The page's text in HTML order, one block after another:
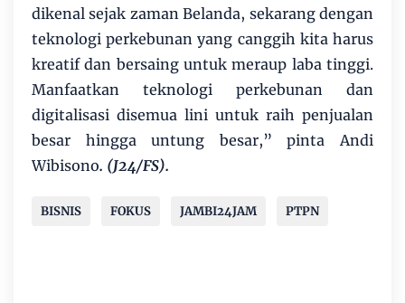
dikenal sejak zaman Belanda, sekarang dengan
teknologi perkebunan yang canggih kita harus
kreatif dan bersaing untuk meraup laba tinggi.
Manfaatkan teknologi perkebunan dan
digitalisasi disemua lini untuk raih penjualan
besar hingga untung besar,” pinta Andi
Wibisono. (J24/FS).
BISNIS FOKUS JAMBI24JAM PTPN